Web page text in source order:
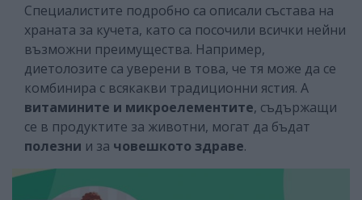
Специалистите подробно са описали състава на
храната за кучета, като са посочили всички нейни
възможни преимущества. Например,
диетолозите са уверени в това, че тя може да се
комбинира с всякакви традиционни ястия. А
витамините и микроелементите, съдържащи
се в продуктите за животни, могат да бъдат
полезни и за човешкото здраве.